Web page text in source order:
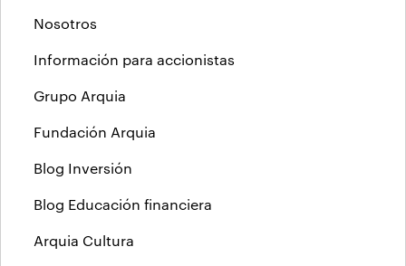
Nosotros
Información para accionistas
Grupo Arquia
Fundación Arquia
Blog Inversión
Blog Educación financiera
Arquia Cultura